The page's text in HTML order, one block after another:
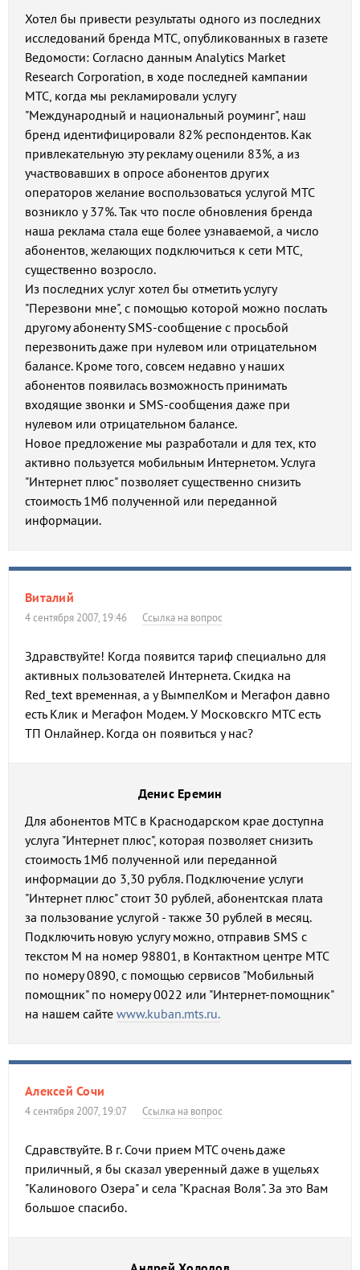
Хотел бы привести результаты одного из последних
исследований бренда МТС, опубликованных в газете
Ведомости: Согласно данным Analytics Market
Research Corporation, в ходе последней кампании
МТС, когда мы рекламировали услугу
"Международный и национальный роуминг", наш
бренд идентифицировали 82% респондентов. Как
привлекательную эту рекламу оценили 83%, а из
участвовавших в опросе абонентов других
операторов желание воспользоваться услугой МТС
возникло у 37%. Так что после обновления бренда
наша реклама стала еще более узнаваемой, а число
абонентов, желающих подключиться к сети МТС,
существенно возросло.
Из последних услуг хотел бы отметить услугу
"Перезвони мне", с помощью которой можно послать
другому абоненту SMS-сообщение с просьбой
перезвонить даже при нулевом или отрицательном
балансе. Кроме того, совсем недавно у наших
абонентов появилась возможность принимать
входящие звонки и SMS-сообщения даже при
нулевом или отрицательном балансе.
Новое предложение мы разработали и для тех, кто
активно пользуется мобильным Интернетом. Услуга
"Интернет плюс" позволяет существенно снизить
стоимость 1Мб полученной или переданной
информации.
Виталий
4 сентября 2007, 19:46 Ссылка на вопрос
Здравствуйте! Когда появится тариф специально для
активных пользователей Интернета. Скидка на
Red_text временная, а у ВымпелКом и Мегафон давно
есть Клик и Мегафон Модем. У Московскго МТС есть
ТП Онлайнер. Когда он появиться у нас?
Денис Еремин
Для абонентов МТС в Краснодарском крае доступна
услуга "Интернет плюс", которая позволяет снизить
стоимость 1Мб полученной или переданной
информации до 3,30 рубля. Подключение услуги
"Интернет плюс" стоит 30 рублей, абонентская плата
за пользование услугой - также 30 рублей в месяц.
Подключить новую услугу можно, отправив SMS с
текстом М на номер 98801, в Контактном центре МТС
по номеру 0890, с помощью сервисов "Мобильный
помощник" по номеру 0022 или "Интернет-помощник"
на нашем сайте www.kuban.mts.ru.
Алексей Сочи
4 сентября 2007, 19:07 Ссылка на вопрос
Сдравствуйте. В г. Сочи прием МТС очень даже
приличный, я бы сказал уверенный даже в ущельях
"Калинового Озера" и села "Красная Воля". За это Вам
большое спасибо.